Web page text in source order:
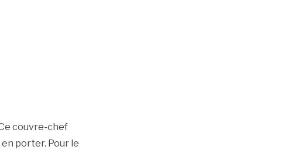
couvre-chef
porter. Pour le